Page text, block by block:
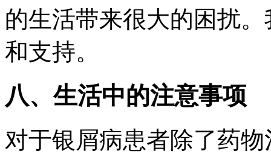
的生活带来很大的困扰
和支持。
八、生活中的注意事项
对于银屑病患者除了药